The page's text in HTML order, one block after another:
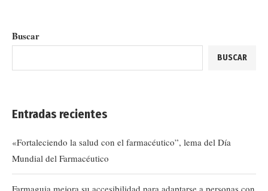
Buscar
BUSCAR
Entradas recientes
«Fortaleciendo la salud con el farmacéutico”, lema del Día
Mundial del Farmacéutico
Farmaguia mejora su accesibilidad para adaptarse a personas con